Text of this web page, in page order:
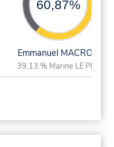
60,87%
Emmanuel MACRON
39,13 % Marine LE PEN